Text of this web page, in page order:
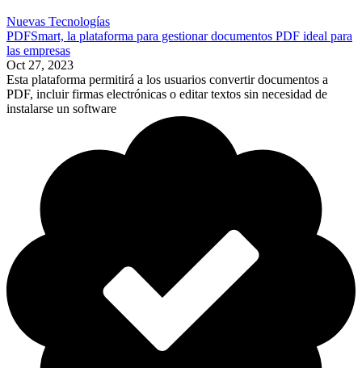
Nuevas Tecnologías
PDFSmart, la plataforma para gestionar documentos PDF ideal para
las empresas
Oct 27, 2023
Esta plataforma permitirá a los usuarios convertir documentos a
PDF, incluir firmas electrónicas o editar textos sin necesidad de
instalarse un software